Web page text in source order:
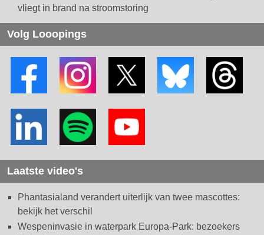
vliegt in brand na stroomstoring
Volg Looopings
Laatste video's
Phantasialand verandert uiterlijk van twee mascottes:
bekijk het verschil
Wespeninvasie in waterpark Europa-Park: bezoekers